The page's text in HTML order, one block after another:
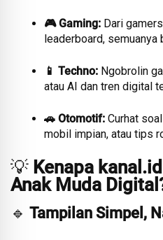
🎮 Gaming: Dari
leaderboard,
📱 Techno: Ngobrolin
atau AI dan tren digital
🚗 Otomotif: Curhat
mobil impian, atau tips
💡 Kenapa
Anak Muda
🔹 Tampilan Simpel,